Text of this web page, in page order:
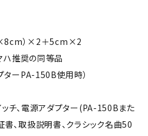
）×2＋5cm×2
推奨の同等品
ターPA-150B使用時）
チ、電源アダプター(PA-150Bまた
、取扱説明書、クラシック名曲50